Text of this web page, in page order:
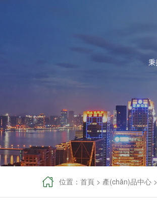
 位置： 首頁 > 產(chǎn)品中心 >